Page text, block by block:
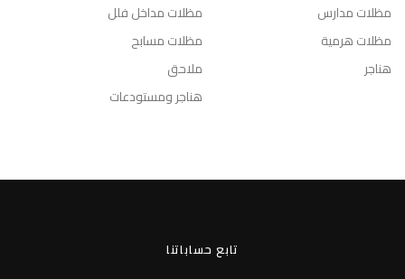
مظلات مداخل فلل
مظلات مدارس
مظلات مسابح
مظلات هرمية
ملاحق
هناجر
هناجر ومستودعات
تابع حساباتنا